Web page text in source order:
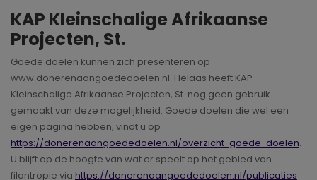
KAP Kleinschalige Afrikaanse
Projecten, St.
Goede doelen kunnen zich presenteren op
www.donerenaangoededoelen.nl. Helaas heeft KAP
Kleinschalige Afrikaanse Projecten, St. nog geen gebruik
gemaakt van deze mogelijkheid. Goede doelen die wel een
eigen pagina hebben, vindt u op
https://donerenaangoededoelen.nl/overzicht-goede-doelen.
U blijft op de hoogte van wat er speelt op het gebied van
filantropie via https://donerenaangoededoelen.nl/publicaties